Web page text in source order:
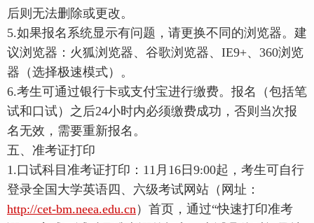
后则无法删除或更改。
5.如果报名系统显示有问题，请更换不同的浏览器。建
议浏览器：火狐浏览器、谷歌浏览器、IE9+、360浏览
器（选择极速模式）。
6.考生可通过银行卡或支付宝进行缴费。报名（包括笔
试和口试）之后24小时内必须缴费成功，否则当次报
名无效，需要重新报名。
五、准考证打印
1.口试科目准考证打印：11月16日9:00起，考生可自行
登录全国大学英语四、六级考试网站（网址：
http://cet-bm.neea.edu.cn ）首页，通过“快速打印准考